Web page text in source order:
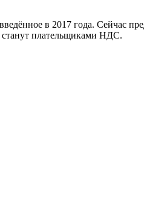
в 2017 года. Сейчас
станут плательщиками НДС.